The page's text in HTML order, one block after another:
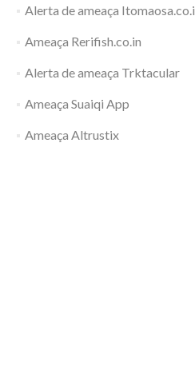
Alerta de ameaça
Ameaça Rerifish.co.in
Alerta de ameaça Trktacular
Ameaça Suaiqi App
Ameaça Altrustix